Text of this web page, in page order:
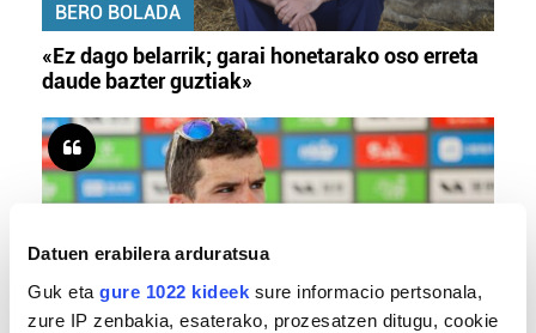
Datuen erabilera arduratsua
Guk eta gure 1022 kideek sure informacio pertsonala,
zure IP zenbakia, esaterako, prozesatzen ditugu, cookie
BERO BOLADA
«Ez dago belarrik; garai honetarako oso erreta
daude bazter guztiak»